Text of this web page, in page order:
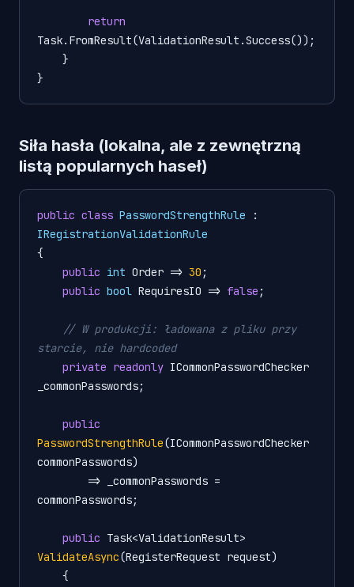
return
Task.FromResult(ValidationResult.Success());
Siła hasła (lokalna, ale z zewnętrzną
listą popularnych haseł)
public class PasswordStrengthRule
IRegistrationValidationRule
{
public int Order => 30 ;
public bool RequiresIO => false ;
// W produkcji: ładowana z pliku przy
starcie, nie hardcoded
private readonly ICommonPasswordChecker
_commonPasswords;
public
PasswordStrengthRule(ICommonPasswordChecker
commonPasswords)
commonPasswords;
public
ValidateAsync(RegisterRequest request)